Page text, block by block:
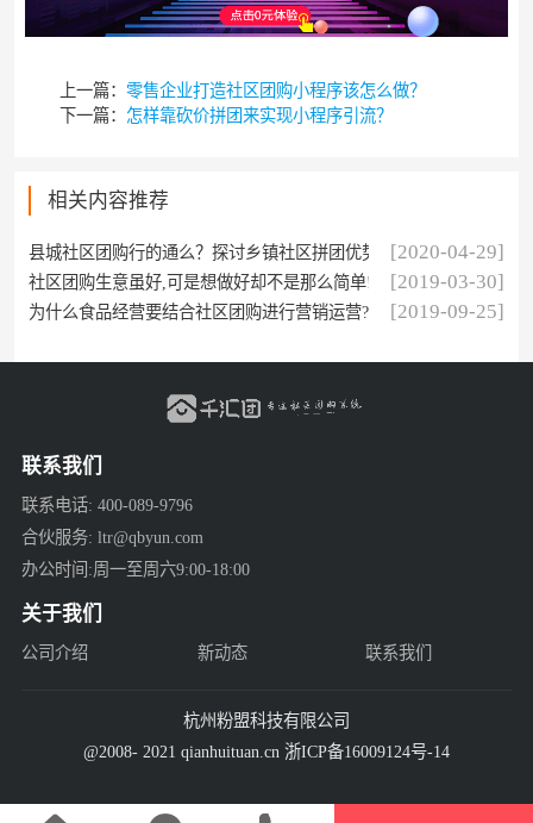
上一篇：零售企业打造社区团购小程序该怎么做？
下一篇： 怎样靠砍价拼团来实现小程序引流？
相关内容推荐
县城社区团购行的通么？探讨乡镇社区拼团优势 [2020-04-29]
社区团购生意虽好,可是想做好却不是那么简单! [2019-03-30]
为什么食品经营要结合社区团购进行营销运营? [2019-09-25]
联系我们
联系电话: 400-089-9796
合伙服务: ltr@qbyun.com
办公时间:周一至周六9:00-18:00
关于我们
公司介绍 新动态 联系我们
杭州粉盟科技有限公司
@2008- 2021 qianhuituan.cn 浙ICP备16009124号-14